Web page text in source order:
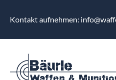
Kontakt aufnehmen: